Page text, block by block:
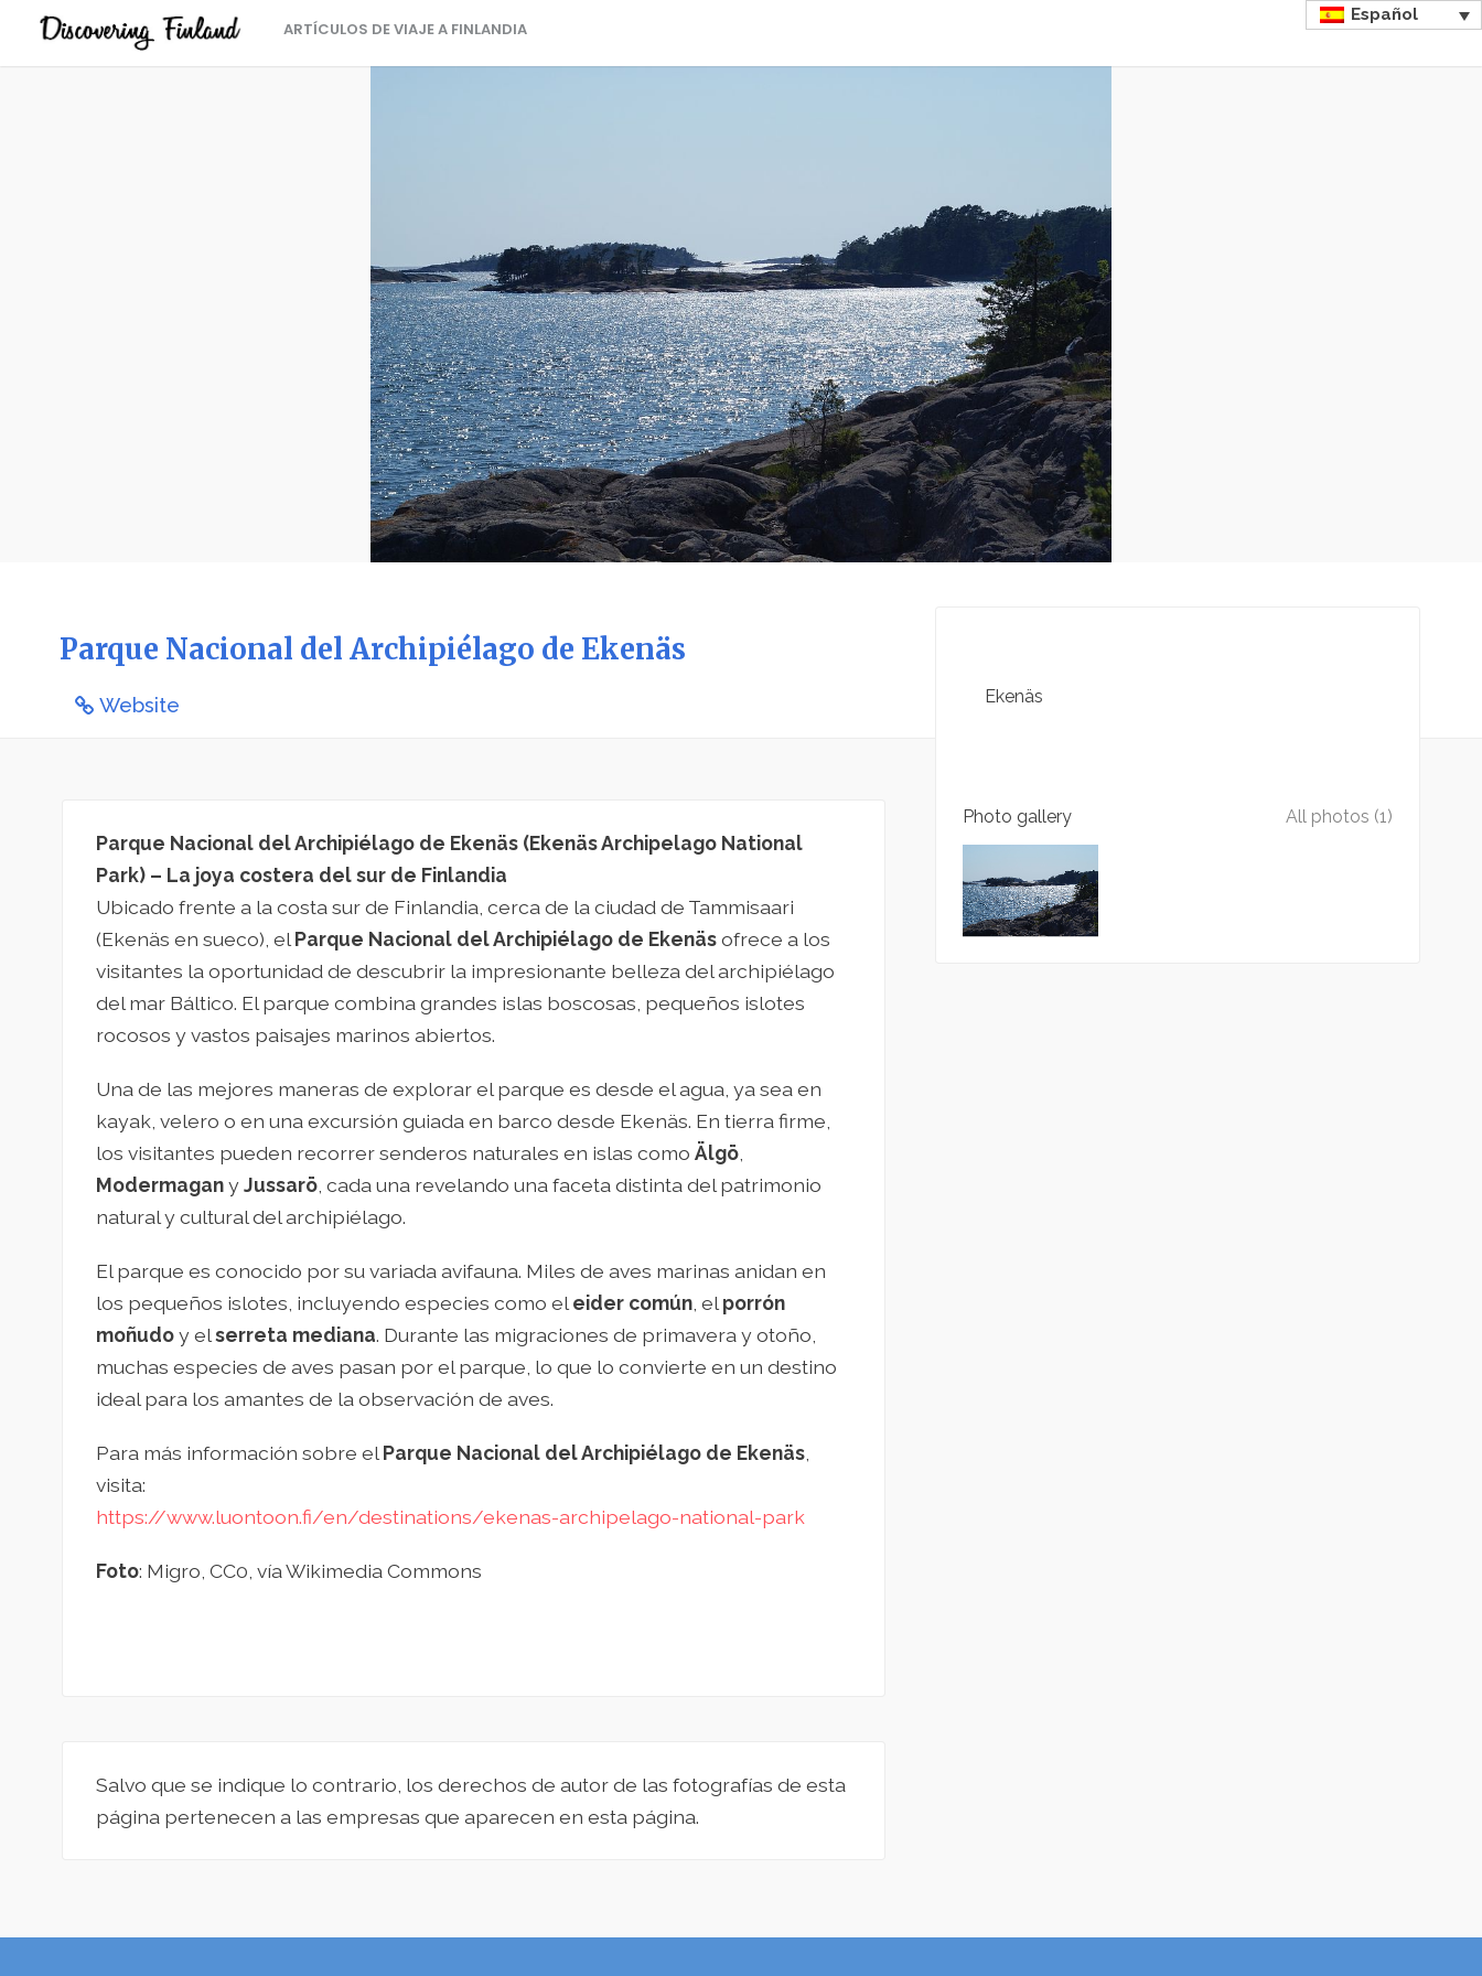
ARTÍCULOS DE VIAJE A FINLANDIA
Español
Parque Nacional del Archipiélago de Ekenäs
Website
Parque Nacional del Archipiélago de Ekenäs (Ekenäs Archipelago National
Park) – La joya costera del sur de Finlandia
Ubicado frente a la costa sur de Finlandia, cerca de la ciudad de Tammisaari
(Ekenäs en sueco), el Parque Nacional del Archipiélago de Ekenäsofrece a los
visitantes la oportunidad de descubrir la impresionante belleza del archipiélago
del mar Báltico. El parque combina grandes islas boscosas, pequeños islotes
rocosos y vastos paisajes marinos abiertos.
Una de las mejores maneras de explorar el parque es desde el agua, ya sea en
kayak, velero o en una excursión guiada en barco desde Ekenäs. En tierra firme,
los visitantes pueden recorrer senderos naturales en islas como Älgö
ModermaganyJussarö , cada una revelando una faceta distinta del patrimonio
natural y cultural del archipiélago.
El parque es conocido por su variada avifauna. Miles de aves marinas anidan en
los pequeños islotes, incluyendo especies como el eider común , el porrón
moñudoy elserreta mediana. Durante las migraciones de primavera y otoño,
muchas especies de aves pasan por el parque, lo que lo convierte en un destino
ideal para los amantes de la observación de aves.
Para más información sobre el Parque Nacional del Archipiélago de Ekenäs
visita:
https://www.luontoon.fi/en/destinations/ekenas-archipelago-national-park
Foto: Migro, CC0, vía Wikimedia Commons
Salvo que se indique lo contrario, los derechos de autor de las fotografías de esta
página pertenecen a las empresas que aparecen en esta página.
Ekenäs
Photo gallery All photos (1)